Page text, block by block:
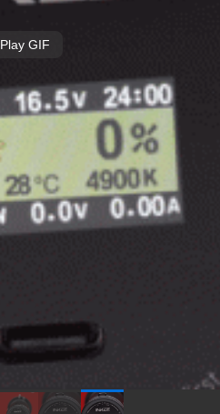
Play GIF